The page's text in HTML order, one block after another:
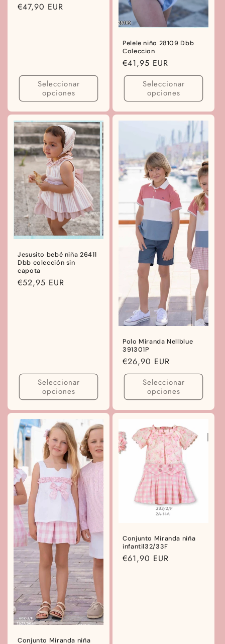
Precio
€47,90 EUR
Seleccionar
opciones
Pelele niño 28109 Dbb
Coleccion
Precio
habitual
€41,95 EUR
Seleccionar
opciones
Jesusito bebé niña 26411
Dbb colección sin
capota
Precio
€52,95 EUR
Seleccionar
opciones
Polo Miranda Nellblue
391301P
Precio
habitual
€26,90 EUR
Seleccionar
opciones
Conjunto Miranda niña
Conjunto Miranda niña
infantil32/33F
Precio
€61,90 EUR